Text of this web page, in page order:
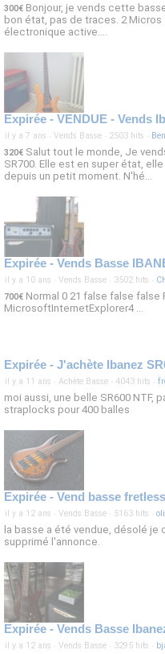
300€ Bonjour, je vends cette
bon état, pas de traces. 2 Micros
électronique active....
Expirée - VENDUE - Vends
il y a 7 ans · Vends Basse · 2503 hits ·
320€ Salut tout le monde, Je
SR700. Elle est en super état,
depuis un petit moment. N'hé...
il y a 10 ans · Vends Basse · 3502 hits ·
700€ Normal 0 21 false false false
MicrosoftInternetExplorer4 ...
Expirée - J'achète Ibanez
il y a 11 ans · Achète Basse · 4043 hits ·
moi aussi, une belle SR600 NTF,
straplocks pour 400 balles
Expirée - Vend basse
il y a 12 ans · Vends Basse · 5163 hits ·
la basse a été vendue, désolé je
supprimé l'annonce.
Expirée - Vends Basse
il y a 12 ans · Vends Basse · 3295 hits ·